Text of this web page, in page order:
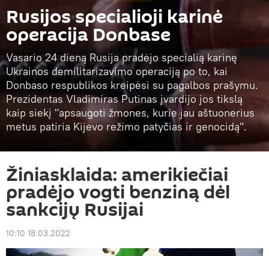
Rusijos specialioji karinė
operacija Donbase
Vasario 24 dieną Rusija pradėjo specialią karinę
Ukrainos demilitarizavimo operaciją po to, kai
Donbaso respublikos kreipėsi su pagalbos prašymu.
Prezidentas Vladimiras Putinas įvardijo jos tikslą
kaip siekį "apsaugoti žmones, kurie jau aštuonerius
metus patiria Kijevo režimo patyčias ir genocidą".
Žiniasklaida: amerikiečiai
pradėjo vogti benziną dėl
sankcijų Rusijai
10:10 18.03.2022